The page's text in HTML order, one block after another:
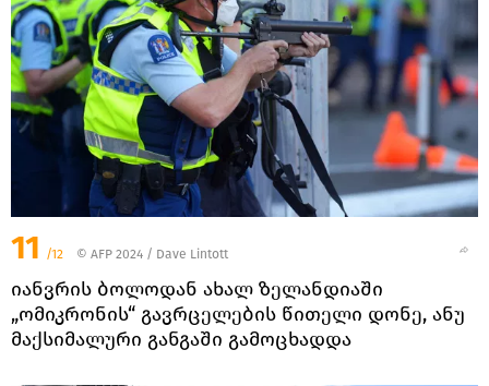
11 /12 © AFP 2024 / Dave Lintott
იანვრის ბოლოდან ახალ ზელანდიაში
„ომიკრონის“ გავრცელების წითელი დონე, ანუ
მაქსიმალური განგაში გამოცხადდა